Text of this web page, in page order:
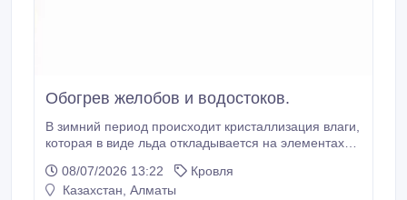
Обогрев желобов и водостоков.
В зимний период происходит кристаллизация влаги,
которая в виде льда откладывается на элементах
резко повышается нагрузка на конструкцию и
возрастает вероятность разгерметизации мест
08/07/2026 13:22
Кровля
Казахстан, Алматы